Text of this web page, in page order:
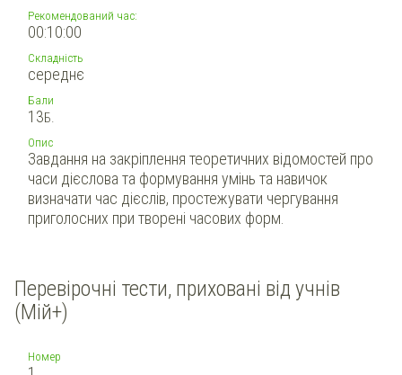
Рекомендований час:
00:10:00
Складність
середнє
Бали
13Б.
Опис
Завдання на закріплення теоретичних відомостей про
часи дієслова та формування умінь та навичок
визначати час дієслів, простежувати чергування
приголосних при творені часових форм.
Перевірочні тести, приховані від учнів
(Мій+)
Номер